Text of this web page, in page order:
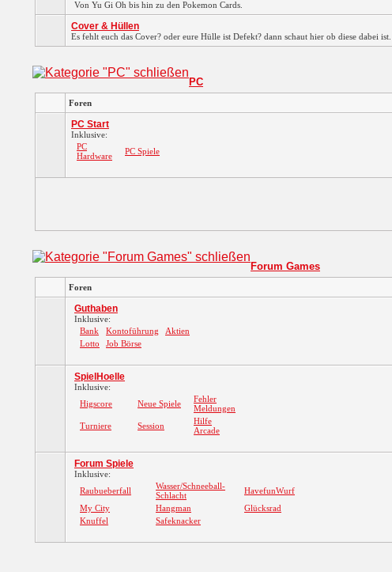
Von Yu Gi Oh bis hin zu den Pokemon Cards.
Cover & Hüllen
Es fehlt euch das Cover? oder eure Hülle ist Defekt? dann schaut hier ob diese dabei ist.
PC
Foren
PC Start
Inklusive:
PC
Hardware
PC Spiele
Forum Games
Foren
Guthaben
Inklusive:
Bank
Kontoführung
Aktien
Lotto
Job Börse
SpielHoelle
Inklusive:
Higscore
Neue Spiele
Fehler
Meldungen
Turniere
Session
Hilfe
Arcade
Forum Spiele
Inklusive:
Raubueberfall
Wasser/Schneeball-
Schlacht
HavefunWurf
My City
Hangman
Glücksrad
Knuffel
Safeknacker